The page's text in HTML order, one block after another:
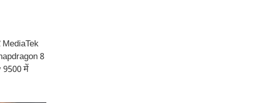
8
9500 में